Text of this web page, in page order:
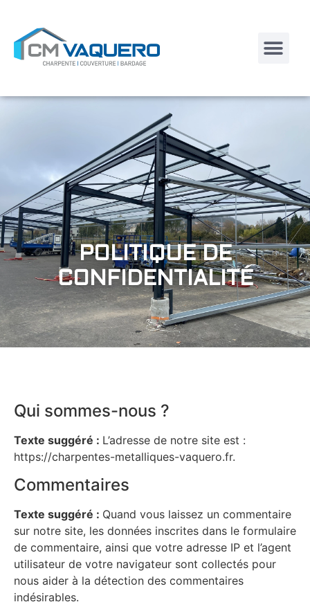
POLITIQUE DE
CONFIDENTIALITÉ
Qui sommes-nous ?
Texte suggéré : L’adresse de notre site est :
https://charpentes-metalliques-vaquero.fr.
Commentaires
Texte suggéré : Quand vous laissez un commentaire
sur notre site, les données inscrites dans le formulaire
de commentaire, ainsi que votre adresse IP et l’agent
utilisateur de votre navigateur sont collectés pour
nous aider à la détection des commentaires
indésirables.